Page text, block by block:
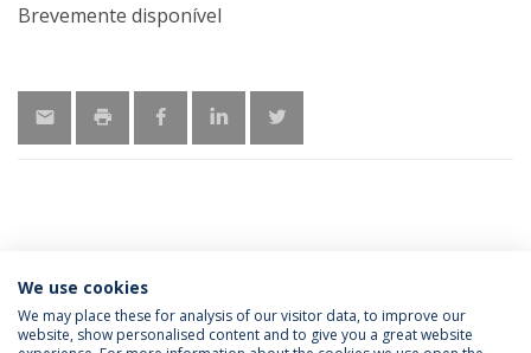
Brevemente disponível
MAIS INFORMAÇÃO
We use cookies
We may place these for analysis of our visitor data, to improve our
website, show personalised content and to give you a great website